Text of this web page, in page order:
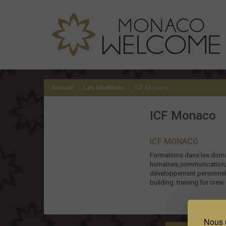
Nous
Accueil Les labellisés ICF Monaco
ICF Monaco
ICF MONACO
Formations dans les
développement
building. training for crew